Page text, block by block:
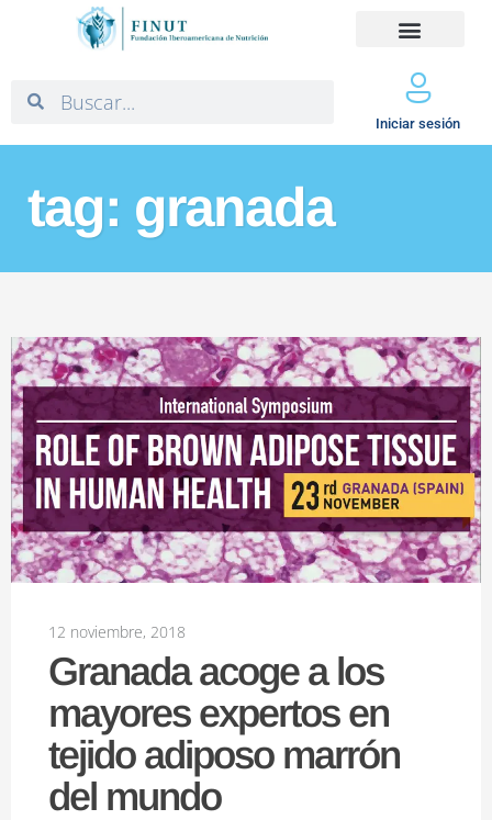
Iniciar sesión
tag: granada
12 noviembre, 2018
Granada acoge a los
mayores expertos en
tejido adiposo marrón
del mundo